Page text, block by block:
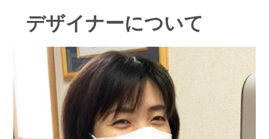
デザイナーについて